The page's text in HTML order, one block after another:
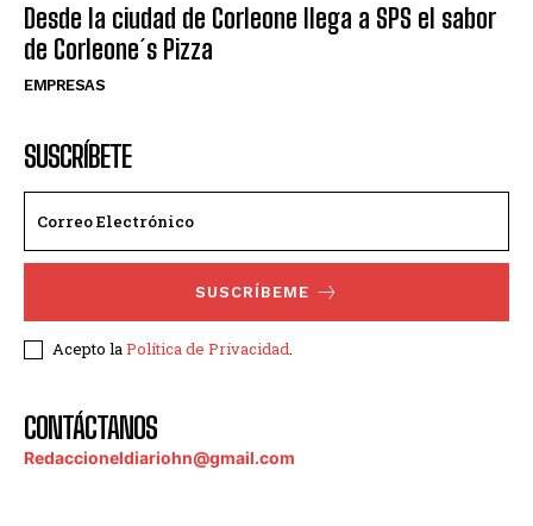
Desde la ciudad de Corleone llega a SPS el sabor
de Corleone´s Pizza
EMPRESAS
SUSCRÍBETE
SUSCRÍBEME
Acepto la Política de Privacidad
CONTÁCTANOS
Redaccioneldiariohn@gmail.com